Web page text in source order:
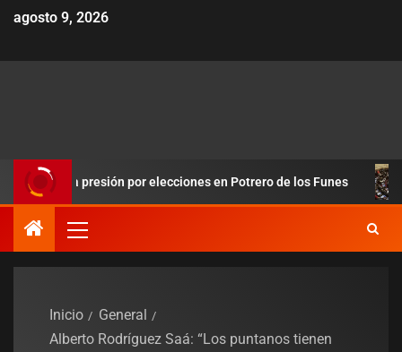
agosto 9, 2026
por elecciones en Potrero de los Funes Duro
Inicio
General
Alberto Rodríguez Saá: “Los puntanos tienen